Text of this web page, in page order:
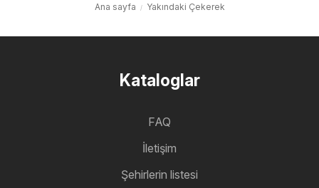
Ana sayfa Yakındaki Çekerek
Kataloglar
FAQ
İletişim
Şehirlerin listesi